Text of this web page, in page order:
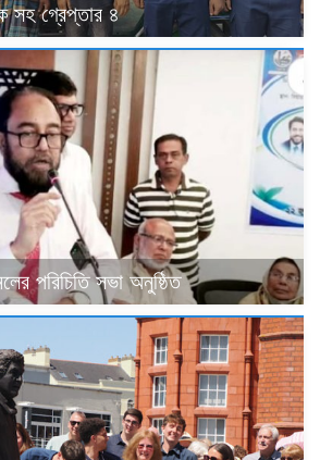
সহ গ্রেপ্তার ৪
পরিচিতি সভা অনুষ্ঠিত